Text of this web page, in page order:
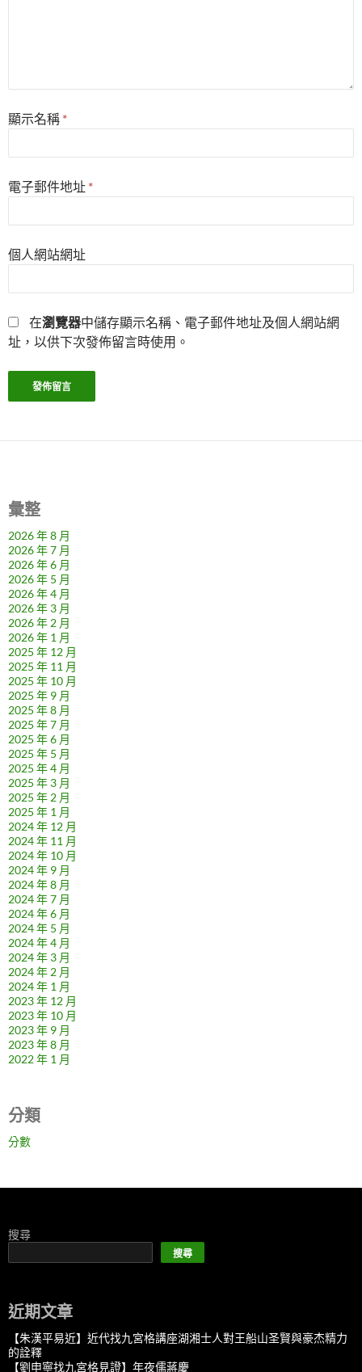
顯示名稱 *
電子郵件地址 *
個人網站網址
在瀏覽器中儲存顯示名稱、電子郵件地址及個人網站網
址，以供下次發佈留言時使用。
彙整
2026 年 8 月
2026 年 7 月
2026 年 6 月
2026 年 5 月
2026 年 4 月
2026 年 3 月
2026 年 2 月
2026 年 1 月
2025 年 12 月
2025 年 11 月
2025 年 10 月
2025 年 9 月
2025 年 8 月
2025 年 7 月
2025 年 6 月
2025 年 5 月
2025 年 4 月
2025 年 3 月
2025 年 2 月
2025 年 1 月
2024 年 12 月
2024 年 11 月
2024 年 10 月
2024 年 9 月
2024 年 8 月
2024 年 7 月
2024 年 6 月
2024 年 5 月
2024 年 4 月
2024 年 3 月
2024 年 2 月
2024 年 1 月
2023 年 12 月
2023 年 10 月
2023 年 9 月
2023 年 8 月
2022 年 1 月
分類
分數
搜尋
搜尋
近期文章
【朱漢平易近】近代找九宮格講座湖湘士人對王船山圣賢與豪杰精力
的詮釋
【劉申寧找九宮格見證】年夜儒蔣慶